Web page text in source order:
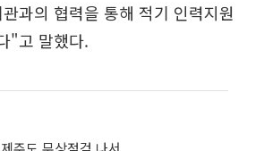
과의 협력을 통해 적기 인력지원
"고 말했다.